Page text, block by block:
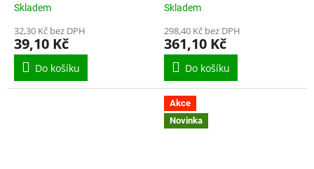
Skladem
32,30 Kč bez DPH
39,10 Kč
Do košíku
Skladem
298,40 Kč bez DPH
361,10 Kč
Do košíku
Akce
Novinka